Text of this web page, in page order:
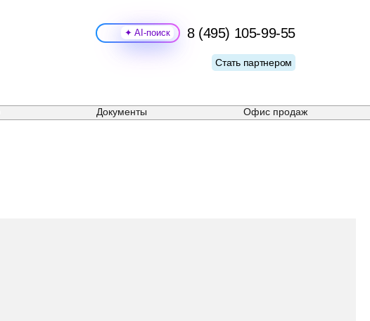
Поиск 8 (495) 105-99-55
Стать партнером
Документы Офис продаж